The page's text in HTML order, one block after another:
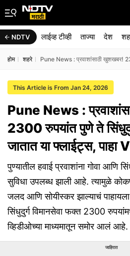
NDTV लाईव्ह टीव्ही ताज्या देश
होम शहरे Pune News : प्रवाशांसाठी खुशखबर!
This Article is From Jan 24, 2026
Pune News :
2300 रुपयांत पुणे ते
जातात या फ्लाईट्स, पाहा
पुण्यातील हवाई प्रवाशांना गोवा आणि
सुविधा उपलब्ध झाली आहे. त्यामुळे
जलद आणि सोयीस्कर झाल्याचं
सिंधुदुर्ग विमानसेवा फक्त 2300
व्हिडीओच्या माध्यमातून समोर आलं आहे.
जाहिरात